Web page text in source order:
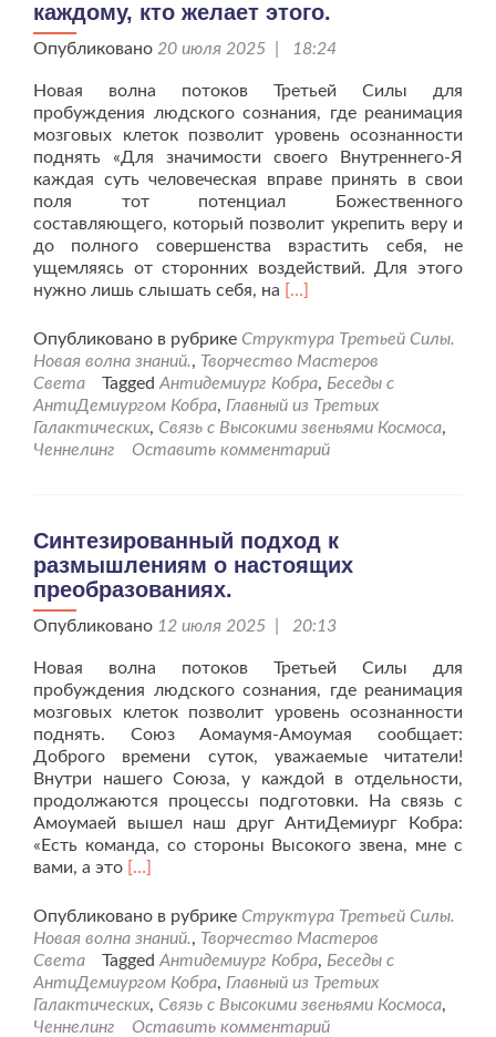
каждому, кто желает этого.
Опубликовано 20 июля 2025 | 18:24
Новая волна потоков Третьей Силы для
пробуждения людского сознания, где реанимация
мозговых клеток позволит уровень осознанности
поднять «Для значимости своего Внутреннего-Я
каждая суть человеческая вправе принять в свои
поля тот потенциал Божественного
составляющего, который позволит укрепить веру и
до полного совершенства взрастить себя, не
ущемляясь от сторонних воздействий. Для этого
нужно лишь слышать себя, на Читать
проО
принятии
решений
для
совершенствования
внутреннего
желает
этого.
[…]
Опубликовано в рубрике Структура Третьей Силы.
Новая волна знаний., Творчество Мастеров
Света
Tagged Антидемиург Кобра, Беседы с
АнтиДемиургом Кобра, Главный из Третьих
Галактических, Связь с Высокими звеньями Космоса,
Ченнелинг
Оставить комментарий
Синтезированный подход к
размышлениям о настоящих
преобразованиях.
Опубликовано 12 июля 2025 | 20:13
Новая волна потоков Третьей Силы для
пробуждения людского сознания, где реанимация
мозговых клеток позволит уровень осознанности
поднять. Союз Аомаумя-Амоумая сообщает:
Доброго времени суток, уважаемые читатели!
Внутри нашего Союза, у каждой в отдельности,
продолжаются процессы подготовки. На связь с
Амоумаей вышел наш друг АнтиДемиург Кобра:
«Есть команда, со стороны Высокого звена, мне с
вами, а это Читать
проСинтезированный
подход
к
размышлениям
о
настоящих
[…]
Опубликовано в рубрике Структура Третьей Силы.
Новая волна знаний., Творчество Мастеров
Света
Tagged Антидемиург Кобра, Беседы с
АнтиДемиургом Кобра, Главный из Третьих
Галактических, Связь с Высокими звеньями Космоса,
Ченнелинг
Оставить комментарий